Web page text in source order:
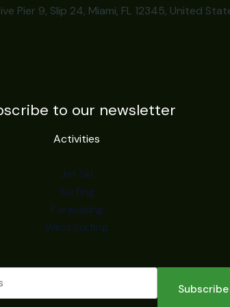
Pier 9, Slip 24, Miami, FL 12345, United
to our newsletter
Activities
Jet Ski
Surfing
Parasailing
Wind Surfing
Subscribe